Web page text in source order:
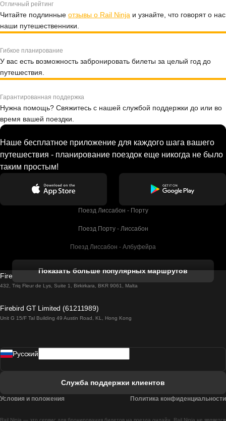
Отличный рейтинг
Читайте подлинные отзывы о Rail Ninja и узнайте, что говорят о нас
наши путешественники.
Гибкое планирование
У вас есть возможность забронировать билеты за целый год до
путешествия.
Гарантированная поддержка
Нужна помощь? Свяжитесь с нашей службой поддержки до или во
время вашей поездки.
Наше бесплатное приложение для каждого шага вашего
путешествия - планирование поездок еще никогда не было
таким простым!
Поезд Лиссабон - Порту
Поезд Порту - Лиссабон
Поезд Лиссабон - Албуфейра
Поезд Лиссабон - Лагос
Поезд Лиссабон - Мадрид
Показать больше популярных маршрутов
Firebird GT Limited (OC 1451)
432, Triq Fleur de Lys, Suite 1, Birkirkara, BKR 9061, Malta
Firebird GT Limited (61211989)
Unit G 15/F Tal Building 49 Austin Road, KL, Hong Kong
Rail Ninja — это сервис для бронирования билетов на поезда онлайн. Rail Ninja не является
Pусский
Служба поддержки клиентов
Условия и положения Политика конфиденциальности